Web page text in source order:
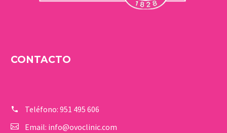
CONTACTO
Teléfono: 951 495 606
Email: info@ovoclinic.com